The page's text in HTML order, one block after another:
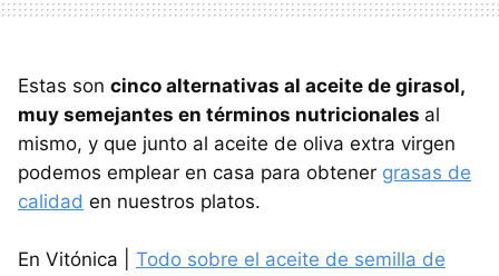
Estas son cinco alternativas al aceite de girasol,
muy semejantes en términos nutricionales al
mismo, y que junto al aceite de oliva extra virgen
podemos emplear en casa para obtener grasas de
calidad en nuestros platos.
En Vitónica | Todo sobre el aceite de semilla de